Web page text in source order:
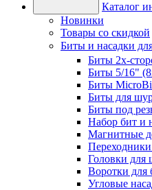
Каталог
Новинки
Товары со скидкой
Биты и насадки
Биты 2х-
Биты 5/16"
Биты
Биты для
Биты под
Набор бит и
Магнитные
Головки для
Воротки для
Угловые